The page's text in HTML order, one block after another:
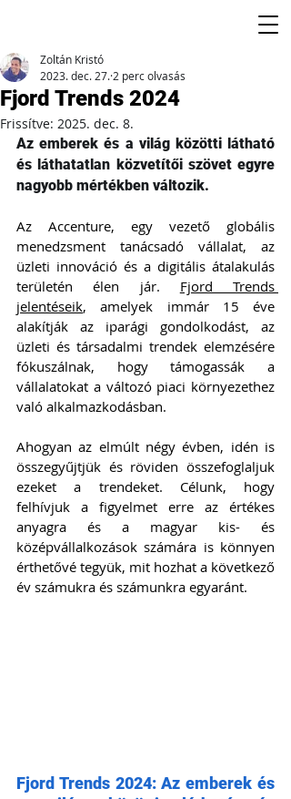
Fjord Trends 2024
Zoltán Kristó
2023. dec. 27. 2 perc olvasás
Frissítve: 2025. dec. 8.
Az emberek és a világ közötti látható
és láthatatlan közvetítői szövet egyre
nagyobb mértékben változik.
Az Accenture, egy vezető globális
menedzsment tanácsadó vállalat, az
üzleti innováció és a digitális átalakulás
területén élen jár. Fjord Trends
jelentéseik, amelyek immár 15 éve
alakítják az iparági gondolkodást, az
üzleti és társadalmi trendek elemzésére
fókuszálnak, hogy támogassák a
vállalatokat a változó piaci környezethez
való alkalmazkodásban.
Ahogyan az elmúlt négy évben, idén is
összegyűjtjük és röviden összefoglaljuk
ezeket a trendeket. Célunk, hogy
felhívjuk a figyelmet erre az értékes
anyagra és a magyar kis- és
középvállalkozások számára is könnyen
érthetővé tegyük, mit hozhat a következő
év számukra és számunkra egyaránt.
Fjord Trends 2024: Az emberek és